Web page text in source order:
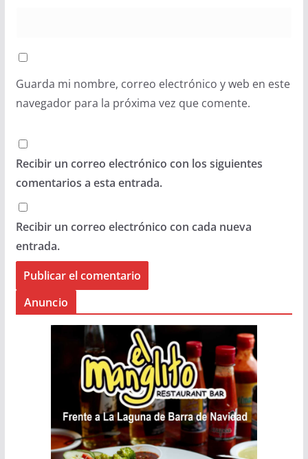
Guarda mi nombre, correo electrónico y web en este
navegador para la próxima vez que comente.
Recibir un correo electrónico con los siguientes
comentarios a esta entrada.
Recibir un correo electrónico con cada nueva
entrada.
Anuncio